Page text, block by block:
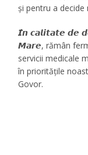
și pentru a decide
𝙄̂𝙣 𝙘𝙖𝙡𝙞𝙩𝙖𝙩𝙚 𝙙𝙚
𝙈𝙖𝙧𝙚, rămân
servicii medicale
în prioritățile
Govor.